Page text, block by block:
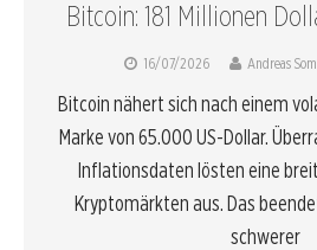
Bitcoin: 181 Millionen
16/07/2026 Andreas
Bitcoin nähert sich nach einem
Marke von 65.000 US-Dollar.
Inflationsdaten lösten eine
Kryptomärkten aus. Das
schwerer